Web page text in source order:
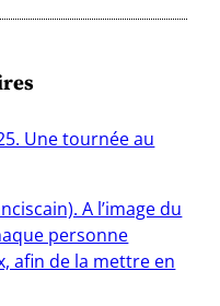
Une tournée au
A l’image du
personne
afin de la mettre en